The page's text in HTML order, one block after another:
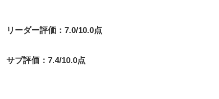
リーダー評価：7.0/10.0点
サブ評価：7.4/10.0点